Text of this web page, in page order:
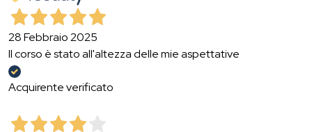
28 Febbraio 2025
Il corso è stato all'altezza delle mie aspettative
Acquirente verificato